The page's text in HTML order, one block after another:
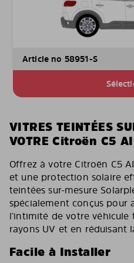
Article no 58951-S
VITRES TEINTÉES
VOTRE Citroën C5
Offrez à votre Citroën C5
et une protection solaire
teintées sur-mesure
spécialement conçus
l’intimité de votre
rayons UV et en réduisant
Facile à Installer